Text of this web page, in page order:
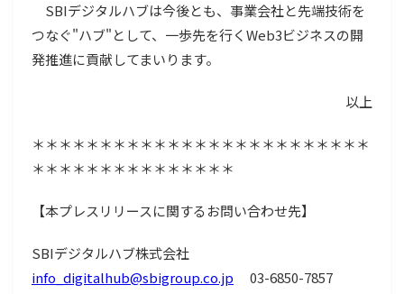
SBIデジタルハブは今後とも、事業会社と先端技術を
つなぐ"ハブ"として、一歩先を行くWeb3ビジネスの開
発推進に貢献してまいります。
以上
＊＊＊＊＊＊＊＊＊＊＊＊＊＊＊＊＊＊＊＊＊＊＊＊＊
＊＊＊＊＊＊＊＊＊＊＊＊＊＊＊
【本プレスリリースに関するお問い合わせ先】
SBIデジタルハブ株式会社
info_digitalhub@sbigroup.co.jp 03-6850-7857